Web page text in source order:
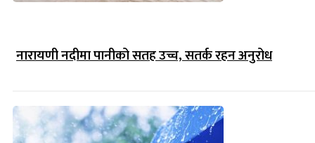
नारायणी नदीमा पानीको सतह उच्च, सतर्क रहन अनुरोध